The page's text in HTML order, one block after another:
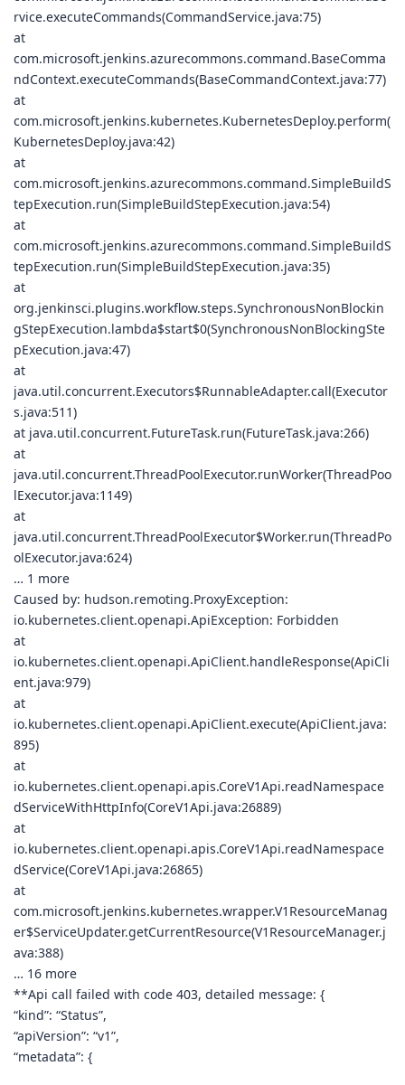
rvice.executeCommands(CommandService.java:75)
at
com.microsoft.jenkins.azurecommons.command.BaseComma
ndContext.executeCommands(BaseCommandContext.java:77)
at
com.microsoft.jenkins.kubernetes.KubernetesDeploy.perform(
KubernetesDeploy.java:42)
at
com.microsoft.jenkins.azurecommons.command.SimpleBuildS
tepExecution.run(SimpleBuildStepExecution.java:54)
at
com.microsoft.jenkins.azurecommons.command.SimpleBuildS
tepExecution.run(SimpleBuildStepExecution.java:35)
at
org.jenkinsci.plugins.workflow.steps.SynchronousNonBlockin
gStepExecution.lambda$start$0(SynchronousNonBlockingSte
pExecution.java:47)
at
java.util.concurrent.Executors$RunnableAdapter.call(Executor
s.java:511)
at java.util.concurrent.FutureTask.run(FutureTask.java:266)
at
java.util.concurrent.ThreadPoolExecutor.runWorker(ThreadPoo
lExecutor.java:1149)
at
java.util.concurrent.ThreadPoolExecutor$Worker.run(ThreadPo
olExecutor.java:624)
… 1 more
Caused by: hudson.remoting.ProxyException:
io.kubernetes.client.openapi.ApiException: Forbidden
at
io.kubernetes.client.openapi.ApiClient.handleResponse(ApiCli
ent.java:979)
at
io.kubernetes.client.openapi.ApiClient.execute(ApiClient.java:
895)
at
io.kubernetes.client.openapi.apis.CoreV1Api.readNamespace
dServiceWithHttpInfo(CoreV1Api.java:26889)
at
io.kubernetes.client.openapi.apis.CoreV1Api.readNamespace
dService(CoreV1Api.java:26865)
at
com.microsoft.jenkins.kubernetes.wrapper.V1ResourceManag
er$ServiceUpdater.getCurrentResource(V1ResourceManager.j
ava:388)
… 16 more
**Api call failed with code 403, detailed message: {
“kind”: “Status”,
“apiVersion”: “v1”,
“metadata”: {